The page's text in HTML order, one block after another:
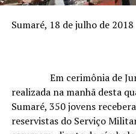
Sumaré, 18 de julho de 2018
Em cerimônia de
realizada na manhã desta
Sumaré, 350 jovens
reservistas do Serviço